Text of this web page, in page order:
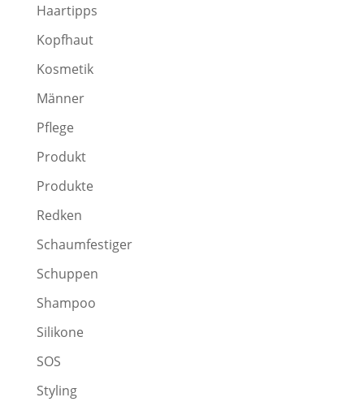
Haartipps
Kopfhaut
Kosmetik
Männer
Pflege
Produkt
Produkte
Redken
Schaumfestiger
Schuppen
Shampoo
Silikone
SOS
Styling